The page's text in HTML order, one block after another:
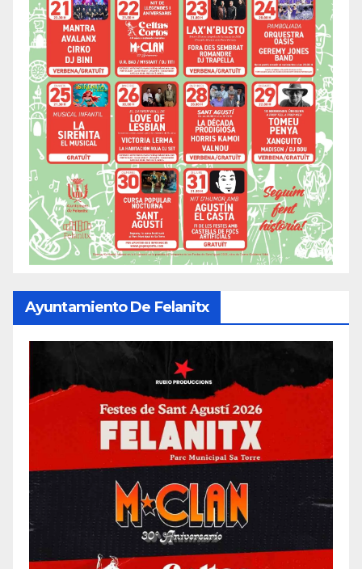
Ayuntamiento De Felanitx